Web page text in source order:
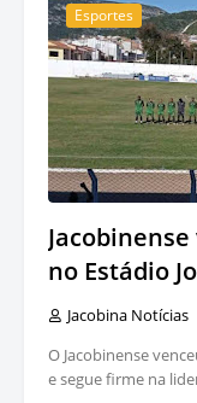
Esportes
no Estádio
Jacobina Notícias
O Jacobinense
e segue firme na